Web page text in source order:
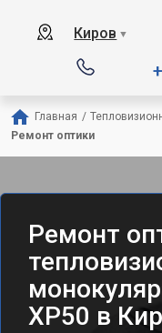
Киров ▼
Главная /
Ремонт оптики
Ремонт
XP50 в